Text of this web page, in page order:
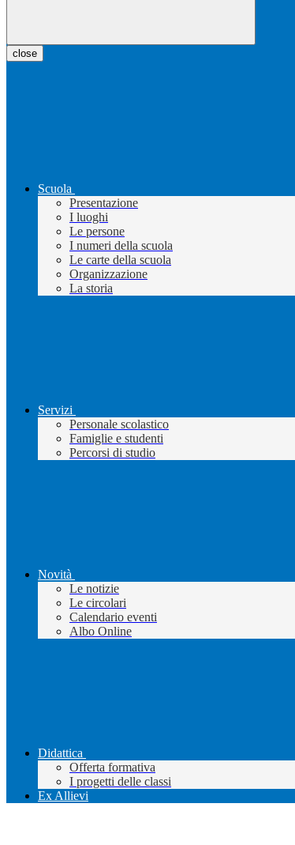
close
Scuola
Presentazione
I luoghi
Le persone
I numeri della scuola
Le carte della scuola
Organizzazione
La storia
Servizi
Personale scolastico
Famiglie e studenti
Percorsi di studio
Novità
Le notizie
Le circolari
Calendario eventi
Albo Online
Didattica
Offerta formativa
I progetti delle classi
Ex Allievi